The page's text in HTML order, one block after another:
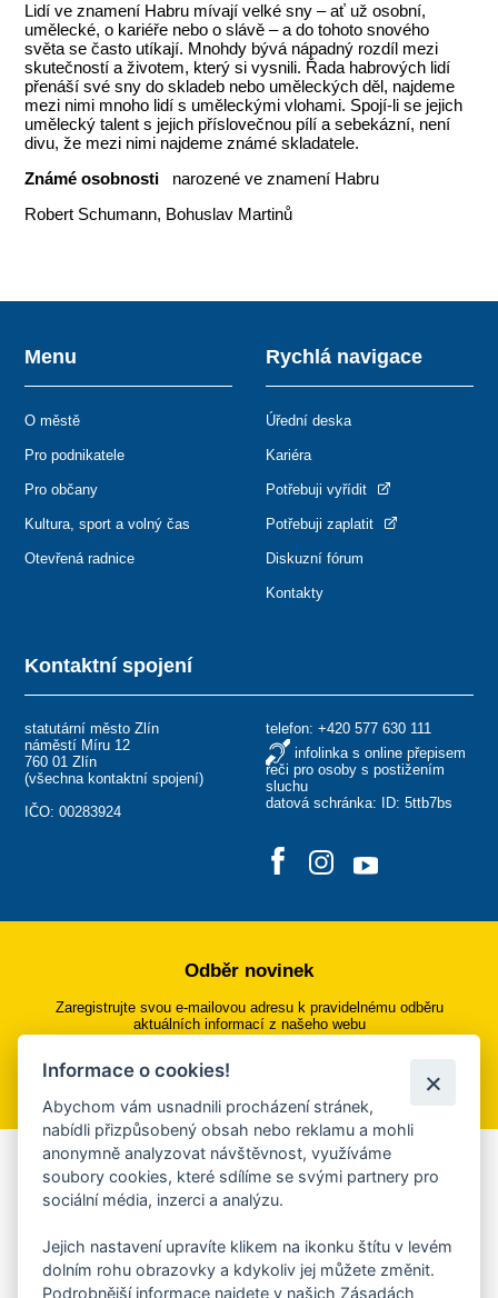
Lidí ve znamení Habru mívají velké sny – ať už osobní,
umělecké, o kariéře nebo o slávě – a do tohoto snového
světa se často utíkají. Mnohdy bývá nápadný rozdíl mezi
skutečností a životem, který si vysnili. Řada habrových lidí
přenáší své sny do skladeb nebo uměleckých děl, najdeme
mezi nimi mnoho lidí s uměleckými vlohami. Spojí-li se jejich
umělecký talent s jejich příslovečnou pílí a sebekázní, není
divu, že mezi nimi najdeme známé skladatele.
Známé osobnosti
narozené ve znamení Habru
Robert Schumann, Bohuslav Martinů
Kontaktní spojení
statutární město Zlín
náměstí Míru 12
760 01 Zlín
(všechna kontaktní spojení)
IČO: 00283924
telefon: +420 577 630 111
infolinka s online přepisem
řeči pro osoby s postižením
sluchu
datová schránka: ID: 5ttb7bs
Menu
O městě
Pro podnikatele
Pro občany
Kultura, sport a volný čas
Otevřená radnice
Rychlá navigace
Úřední deska
Kariéra
Potřebuji vyřídit
Potřebuji zaplatit
Diskuzní fórum
Kontakty
Odběr novinek
Zaregistrujte svou e-mailovou adresu k pravidelnému odběru
aktuálních informací z našeho webu
Přihlásit se k odběru
Aplikace Mobilní rozhlas
Chcete dostávat do svého mobilu či mailu upozornění na
ankety, pozvánky na kulturní a sportovní akce?
Více informací o aplikaci
Informace o cookies!
Abychom vám usnadnili procházení stránek,
nabídli přizpůsobený obsah nebo reklamu a mohli
anonymně analyzovat návštěvnost, využíváme
soubory cookies, které sdílíme se svými partnery pro
sociální média, inzerci a analýzu.
Jejich nastavení upravíte klikem na ikonku štítu v levém
dolním rohu obrazovky a kdykoliv jej můžete změnit.
Podrobnější informace najdete v našich Zásadách